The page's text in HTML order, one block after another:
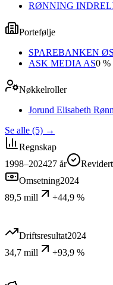
RØNNING
Portefølje
SPAREBANKEN
ASK MEDIA AS0 %
Nøkkelroller
Jorund Elisabeth
Se alle (5) →
Regnskap
1998–202427 år
Revidert
Omsetning2024
89,5 mill
+44,9 %
Driftsresultat2024
34,7 mill
+93,9 %